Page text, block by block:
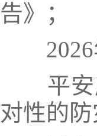
告》；
平
对性的防